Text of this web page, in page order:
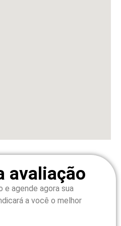
avaliação
e agende agora sua
a você o melhor